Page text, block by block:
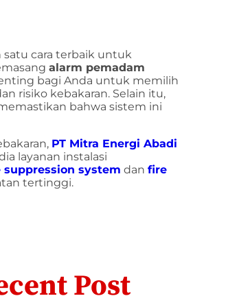
satu cara terbaik untuk
alarm pemadam
bagi Anda untuk memilih
risiko kebakaran. Selain itu,
bahwa sistem ini
PT Mitra Energi Abadi
layanan instalasi
suppression system dan fire
tertinggi.
Post